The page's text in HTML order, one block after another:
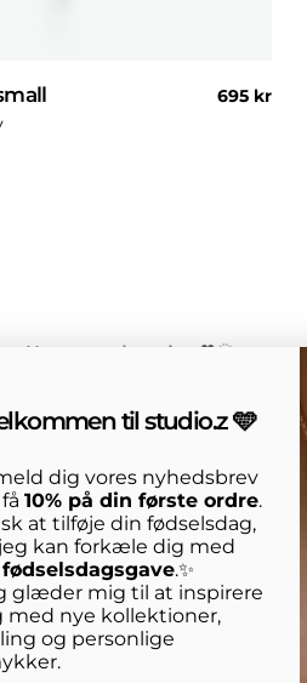
Normal
695 kr
Your new obsession 🧡🌞
til studio.z 🩵
dig vores nyhedsbrev
10% på din første ordre.
at tilføje din fødselsdag,
kan forkæle dig med
fødselsdagsgave.✨
glæder mig til at inspirere
med nye kollektioner,
og personlige